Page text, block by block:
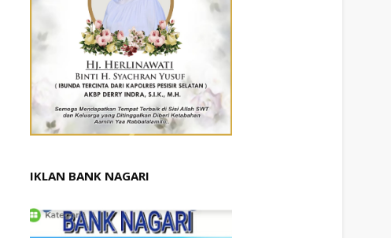
IKLAN BANK NAGARI